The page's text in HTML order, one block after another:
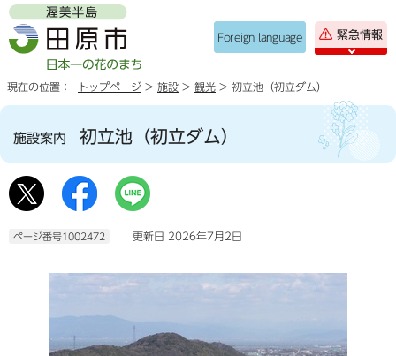
Foreign language 緊急情報
現在の位置： トップページ > 施設 > 観光 > 初立池（初立ダム）
施設案内 初立池（初立ダム）
ページ番号1002472 更新日 2026年7月2日